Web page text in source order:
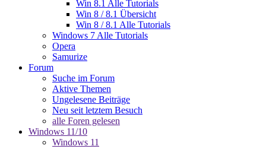
Win 8.1 Alle Tutorials
Win 8 / 8.1 Übersicht
Win 8 / 8.1 Alle Tutorials
Windows 7 Alle Tutorials
Opera
Samurize
Forum
Suche im Forum
Aktive Themen
Ungelesene Beiträge
Neu seit letztem Besuch
alle Foren gelesen
Windows 11/10
Windows 11